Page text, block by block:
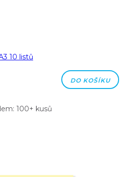
10 listů
DO KOŠÍKU
100+ kusů